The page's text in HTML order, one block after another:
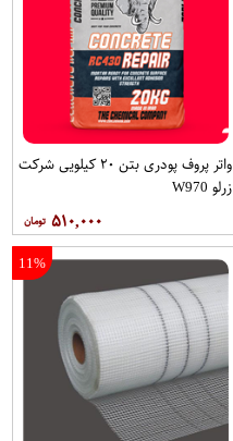
واتر پروف پودری بتن ۲۰ کیلویی شرکت
زرلو W970
۵۱۰,۰۰۰
11%